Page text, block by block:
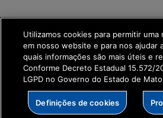
SETDIG | Secretaria-
Digital
Utilizamos cookies para permitir uma
em nosso website e para nos ajudar
quais informações são mais úteis e
Conforme Decreto Estadual 15.572/
LGPD no Governo do Estado de
Definições de cookies